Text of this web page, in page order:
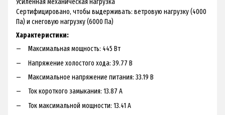
Усиленная механическая нагрузка
Сертифицировано, чтобы выдерживать: ветровую нагрузку (4000
Па) и снеговую нагрузку (6000 Па)
Характеристики:
Максимальная мощность: 445 Вт
Напряжение холостого хода: 39.77 В
Максимальное напряжение питания: 33.19 В
Ток короткого замыкания: 13.87 А
Ток максимальной мощности: 13.41 А